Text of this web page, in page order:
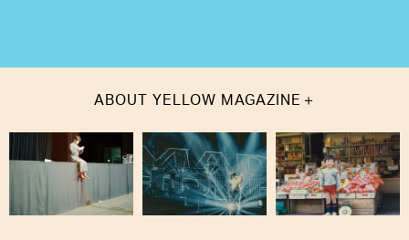
ABOUT YELLOW MAGAZINE ＋